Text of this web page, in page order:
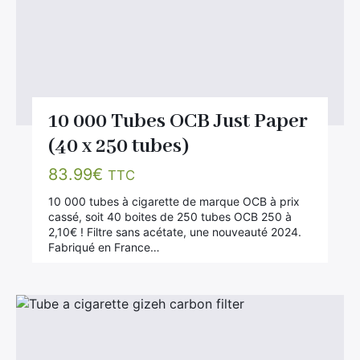
10 000 Tubes OCB Just Paper
(40 x 250 tubes)
83.99€ TTC
10 000 tubes à cigarette de marque OCB à prix
cassé, soit 40 boites de 250 tubes OCB 250 à
2,10€ ! Filtre sans acétate, une nouveauté 2024.
Fabriqué en France…